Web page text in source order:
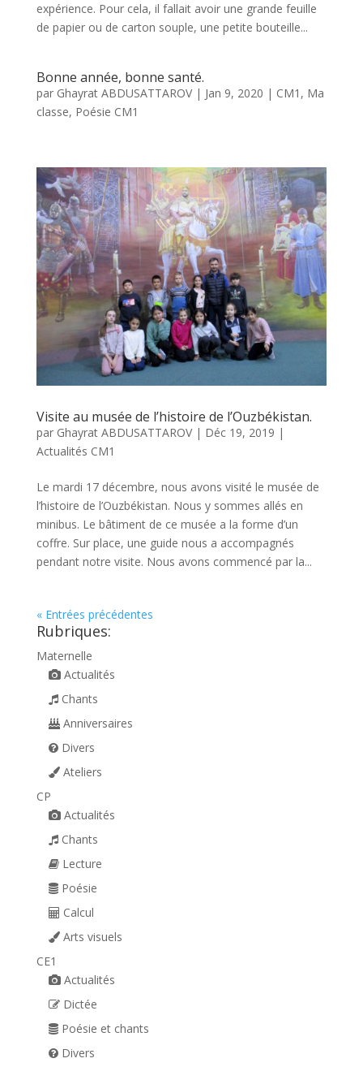
expérience. Pour cela, il fallait avoir une grande feuille
de papier ou de carton souple, une petite bouteille...
Bonne année, bonne santé.
par Ghayrat ABDUSATTAROV| Jan 9, 2020 | CM1 , Ma
classe, Poésie CM1
Visite au musée de l’histoire de l’Ouzbékistan.
par Ghayrat ABDUSATTAROV| Déc 19, 2019 |
Actualités CM1
Le mardi 17 décembre, nous avons visité le musée de
l’histoire de l’Ouzbékistan. Nous y sommes allés en
minibus. Le bâtiment de ce musée a la forme d’un
coffre. Sur place, une guide nous a accompagnés
pendant notre visite. Nous avons commencé par la...
« Entrées précédentes
Rubriques:
Maternelle
Actualités
Chants
Anniversaires
Divers
Ateliers
CP
Actualités
Chants
Lecture
Poésie
Calcul
Arts visuels
CE1
Actualités
Dictée
Poésie et chants
Divers